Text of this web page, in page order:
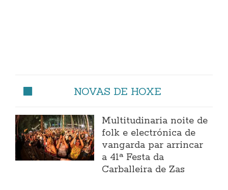
NOVAS DE HOXE
Multitudinaria noite de
folk e electrónica de
vangarda par arrincar
a 41ª Festa da
Carballeira de Zas